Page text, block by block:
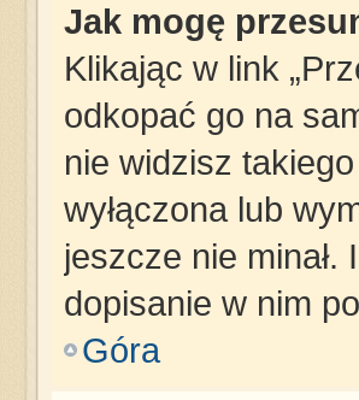
Jak mogę
Klikając w link
odkopać go na
nie widzisz
wyłączona lub
jeszcze nie
dopisanie w nim
Góra